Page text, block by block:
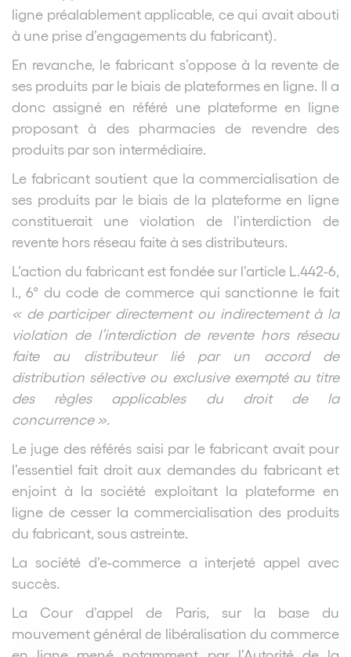
ligne préalablement applicable, ce qui avait abouti
à une prise d’engagements du fabricant).
En revanche, le fabricant s’oppose à la revente de
ses produits par le biais de plateformes en ligne. Il a
donc assigné en référé une plateforme en ligne
proposant à des pharmacies de revendre des
produits par son intermédiaire.
Le fabricant soutient que la commercialisation de
ses produits par le biais de la plateforme en ligne
constituerait une violation de l’interdiction de
revente hors réseau faite à ses distributeurs.
L’action du fabricant est fondée sur l’article L.442-6,
I., 6° du code de commerce qui sanctionne le fait
« de participer directement ou indirectement à la
violation de l’interdiction de revente hors réseau
faite au distributeur lié par un accord de
distribution sélective ou exclusive exempté au titre
des règles applicables du droit de la
concurrence ».
Le juge des référés saisi par le fabricant avait pour
l’essentiel fait droit aux demandes du fabricant et
enjoint à la société exploitant la plateforme en
ligne de cesser la commercialisation des produits
du fabricant, sous astreinte.
La société d’e-commerce a interjeté appel avec
succès.
La Cour d’appel de Paris, sur la base du
mouvement général de libéralisation du commerce